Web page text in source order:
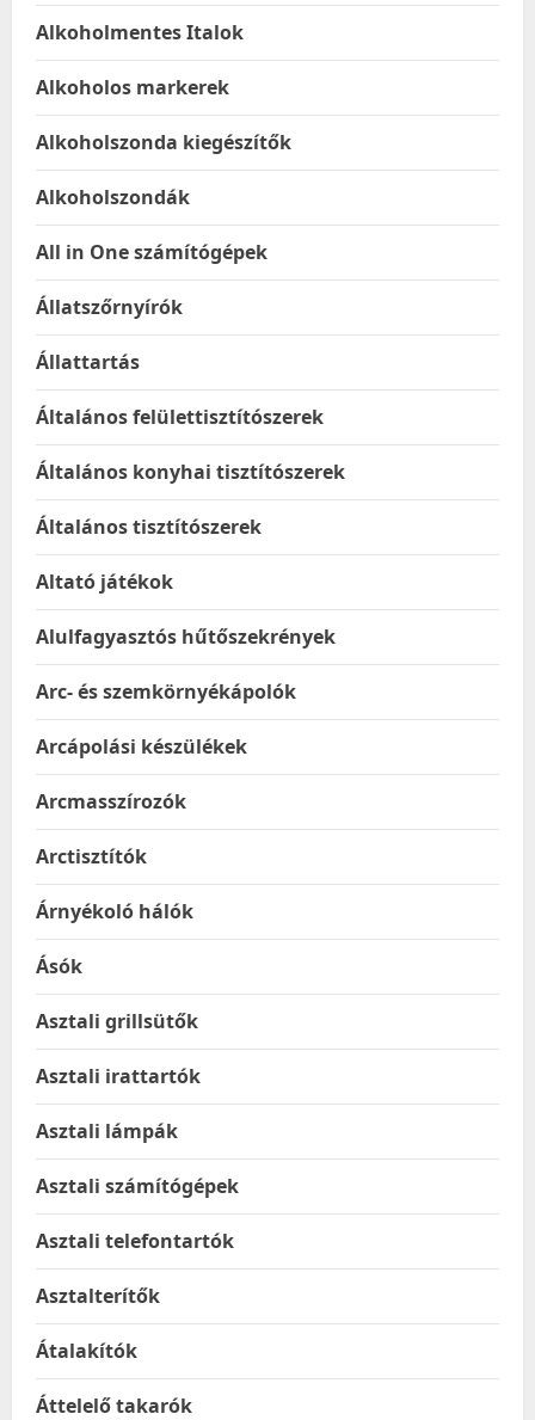
Alkoholmentes Italok
Alkoholos markerek
Alkoholszonda kiegészítők
Alkoholszondák
All in One számítógépek
Állatszőrnyírók
Állattartás
Általános felülettisztítószerek
Általános konyhai tisztítószerek
Általános tisztítószerek
Altató játékok
Alulfagyasztós hűtőszekrények
Arc- és szemkörnyékápolók
Arcápolási készülékek
Arcmasszírozók
Arctisztítók
Árnyékoló hálók
Ásók
Asztali grillsütők
Asztali irattartók
Asztali lámpák
Asztali számítógépek
Asztali telefontartók
Asztalterítők
Átalakítók
Áttelelő takarók